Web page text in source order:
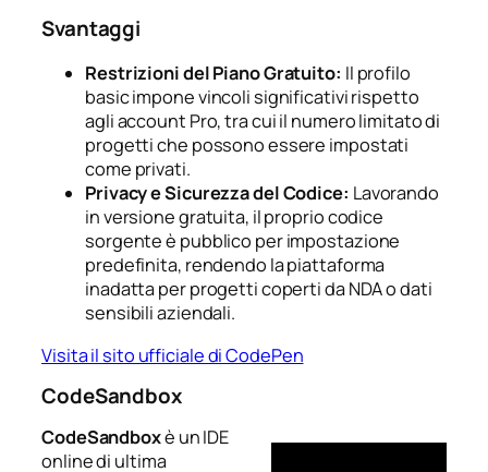
Svantaggi
Restrizioni del Piano Gratuito: Il profilo
basic impone vincoli significativi rispetto
agli account Pro, tra cui il numero limitato di
progetti che possono essere impostati
come privati.
Privacy e Sicurezza del Codice: Lavorando
in versione gratuita, il proprio codice
sorgente è pubblico per impostazione
predefinita, rendendo la piattaforma
inadatta per progetti coperti da NDA o dati
sensibili aziendali.
Visita il sito ufficiale di CodePen
CodeSandbox
CodeSandboxè un IDE
online di ultima